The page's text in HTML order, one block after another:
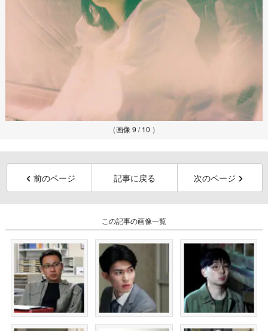
（画像 9 / 10 ）
前のページ 記事に戻る 次のページ
この記事の画像一覧